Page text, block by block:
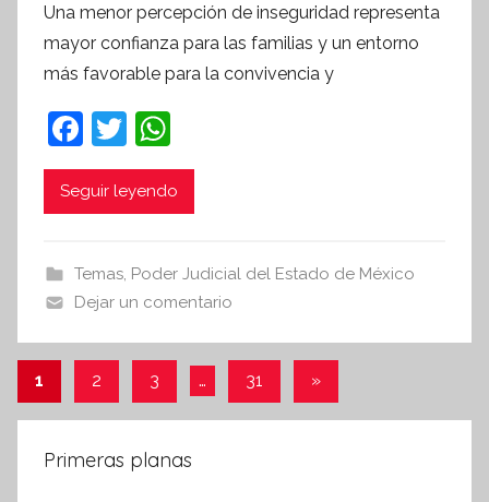
r
S
í
I
o
r
m
Una menor percepción de inseguridad representa
mayor confianza para las familias y un entorno
más favorable para la convivencia y
F
a
c
b
o
o
k
T
w
itt
h
at
A
p
p
Seguir leyendo
Temas, Poder Judicial del Estado de México
Dejar un comentario
Paginación
de
entradas
1 2 3 … 31
Entradas
»
Primeras planas